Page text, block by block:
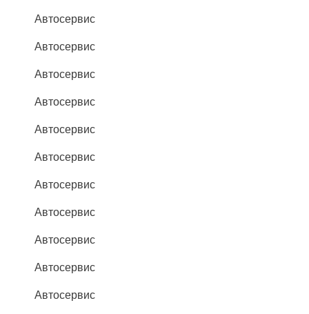
Автосервис
Автосервис
Автосервис
Автосервис
Автосервис
Автосервис
Автосервис
Автосервис
Автосервис
Автосервис
Автосервис